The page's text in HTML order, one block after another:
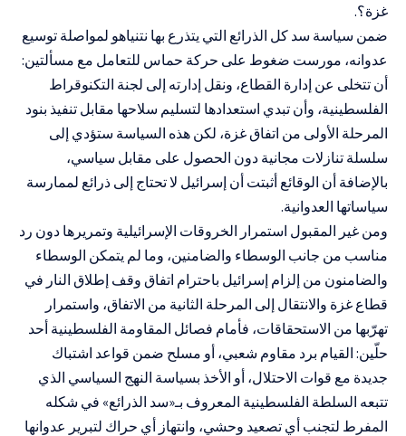
غزة؟.
ضمن سياسة سد كل الذرائع التي يتذرع بها نتنياهو لمواصلة توسيع
عدوانه، مورست ضغوط على حركة حماس للتعامل مع مسألتين:
أن تتخلى عن إدارة القطاع، ونقل إدارته إلى لجنة التكنوقراط
الفلسطينية، وأن تبدي استعدادها لتسليم سلاحها مقابل تنفيذ بنود
المرحلة الأولى من اتفاق غزة، لكن هذه السياسة ستؤدي إلى
سلسلة تنازلات مجانية دون الحصول على مقابل سياسي،
بالإضافة أن الوقائع أثبتت أن إسرائيل لا تحتاج إلى ذرائع لممارسة
سياساتها العدوانية.
ومن غير المقبول استمرار الخروقات الإسرائيلية وتمريرها دون رد
مناسب من جانب الوسطاء والضامنين، وما لم يتمكن الوسطاء
والضامنون من إلزام إسرائيل باحترام اتفاق وقف إطلاق النار في
قطاع غزة والانتقال إلى المرحلة الثانية من الاتفاق، واستمرار
تهرّبها من الاستحقاقات، فأمام فصائل المقاومة الفلسطينية أحد
حلّين: القيام برد مقاوم شعبي، أو مسلح ضمن قواعد اشتباك
جديدة مع قوات الاحتلال، أو الأخذ بسياسة النهج السياسي الذي
تتبعه السلطة الفلسطينية المعروف بـ«سد الذرائع» في شكله
المفرط لتجنب أي تصعيد وحشي، وانتهاز أي حراك لتبرير عدوانها